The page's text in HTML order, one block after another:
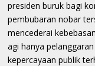
presiden buruk bagi
pembubaran nobar
mencederai
agi hanya
kepercayaan publik